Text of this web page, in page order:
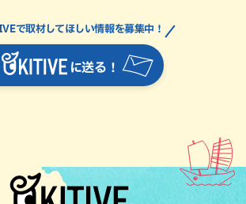
に送る！
で取材してほしい情報を募集中！